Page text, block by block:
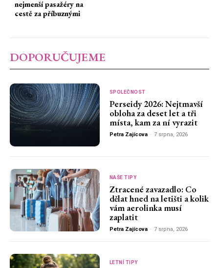
nejmenší pasažéry na
cestě za příbuznými
DOPORUČUJEME
SPOLEČNOST
Perseidy 2026: Nejtmavší
obloha za deset let a tři
místa, kam za ní vyrazit
Petra Zajícova - 7 srpna, 2026
NAŠE TIPY
Ztracené zavazadlo: Co
dělat hned na letišti a kolik
vám aerolinka musí
zaplatit
Petra Zajícova - 7 srpna, 2026
LETNÍ TIPY